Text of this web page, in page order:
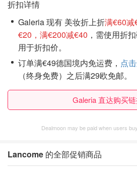
折扣详情
Galeria 现有 美妆折上折满€60
€20，满€200减€40 ，需使用折
用于折扣价。
订单满€49德国境内免运费， 点
（终身免费）之后满29欧免邮。
Galeria 直达购买
Dealmoon may be paid when users
Lancome 的全部促销商品